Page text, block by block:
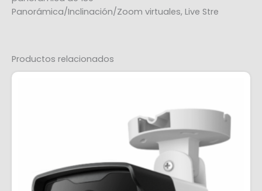
Panorámica/Inclinación/Zoom virtuales, Live Stre
Productos relacionados